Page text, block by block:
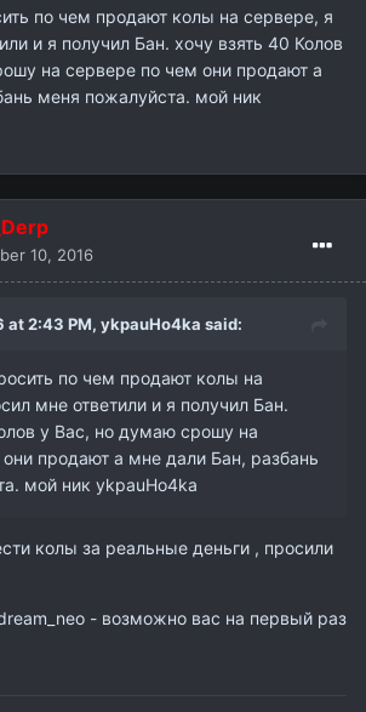
по чем продают колы на сервере, я
и я получил Бан. хочу взять 40 Колов
на сервере по чем они продают а
меня пожалуйста. мой ник
10, 2016
at 2:43 PM, ykpauHo4ka said:
по чем продают колы на
мне ответили и я получил Бан.
у Вас, но думаю срошу на
продают а мне дали Бан, разбань
мой ник ykpauHo4ka
колы за реальные деньги , просили
- возможно вас на первый раз